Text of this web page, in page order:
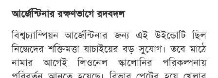
আর্জেন্টিনার রক্ষণভাগে রদবদল
বিশ্বচ্যাম্পিয়ন আর্জেন্টিনার জন্য এই উইন্ডোটি ছিল
নিজেদের শক্তিমত্তা যাচাইয়ের বড় সুযোগ। তবে মাঠে
নামার আগেই লিওনেল স্কালোনির পরিকল্পনায়